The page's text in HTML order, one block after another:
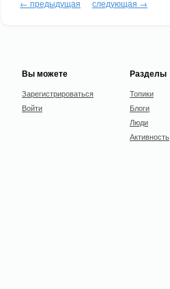
← предыдущая следующая →
Вы можете
Зарегистрироваться
Войти
Разделы
Топики
Блоги
Люди
Активность